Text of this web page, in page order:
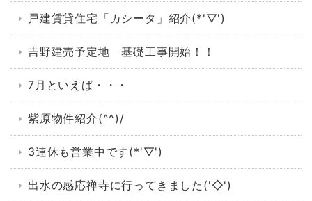
戸建賃貸住宅「カシータ」紹介(*'▽')
吉野建売予定地 基礎工事開始！！
7月といえば・・・
紫原物件紹介(^^)/
3連休も営業中です(*'▽')
出水の感応禅寺に行ってきました('◇')ゞ